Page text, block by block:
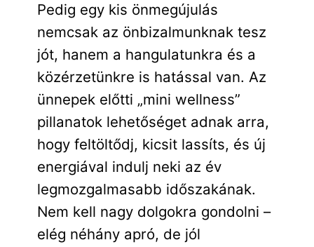
Pedig egy kis önmegújulás
nemcsak az önbizalmunknak tesz
jót, hanem a hangulatunkra és a
közérzetünkre is hatással van. Az
ünnepek előtti „mini wellness”
pillanatok lehetőséget adnak arra,
hogy feltöltődj, kicsit lassíts, és új
energiával indulj neki az év
legmozgalmasabb időszakának.
Nem kell nagy dolgokra gondolni –
elég néhány apró, de jól